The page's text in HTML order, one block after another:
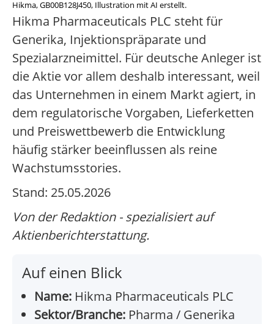
Hikma, GB00B128J450, Illustration mit AI erstellt.
Hikma Pharmaceuticals PLC steht für
Generika, Injektionspräparate und
Spezialarzneimittel. Für deutsche Anleger ist
die Aktie vor allem deshalb interessant, weil
das Unternehmen in einem Markt agiert, in
dem regulatorische Vorgaben, Lieferketten
und Preiswettbewerb die Entwicklung
häufig stärker beeinflussen als reine
Wachstumsstories.
Stand: 25.05.2026
Von der Redaktion - spezialisiert auf
Aktienberichterstattung.
Auf einen Blick
Name: Hikma Pharmaceuticals PLC
Sektor/Branche: Pharma / Generika